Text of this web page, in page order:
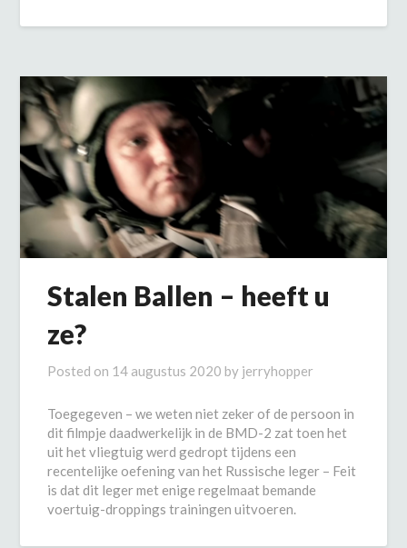
Stalen Ballen – heeft u
ze?
Posted on 14 augustus 2020 by jerryhopper
Toegegeven – we weten niet zeker of de persoon in
dit filmpje daadwerkelijk in de BMD-2 zat toen het
uit het vliegtuig werd gedropt tijdens een
recentelijke oefening van het Russische leger – Feit
is dat dit leger met enige regelmaat bemande
voertuig-droppings trainingen uitvoeren.